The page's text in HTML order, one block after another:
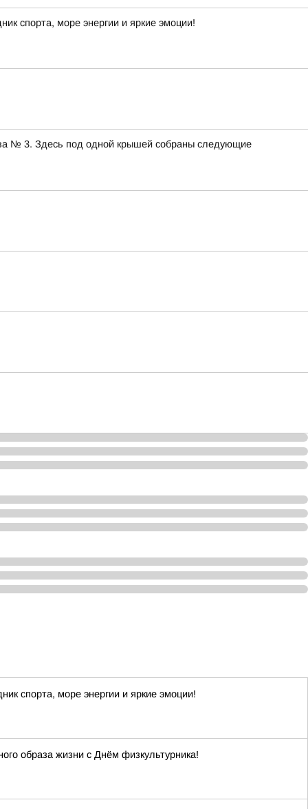
спорта, море энергии и яркие эмоции!
№ 3. Здесь под одной крышей собраны следующие
спорта, море энергии и яркие эмоции!
образа жизни с Днём физкультурника!